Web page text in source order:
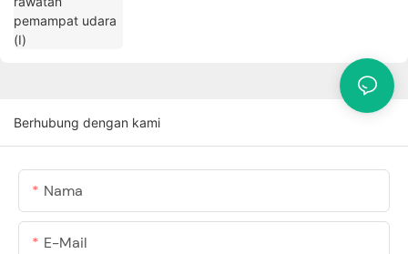
Berhubung dengan kami
Nama
E-Mail